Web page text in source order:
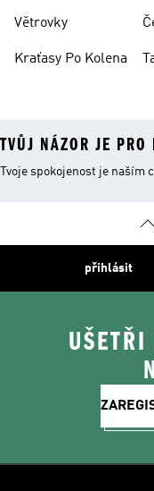
Větrovky
Kraťasy Po Kolena
TVŮJ NÁZOR JE PRO
Tvoje spokojenost je
přihlásit